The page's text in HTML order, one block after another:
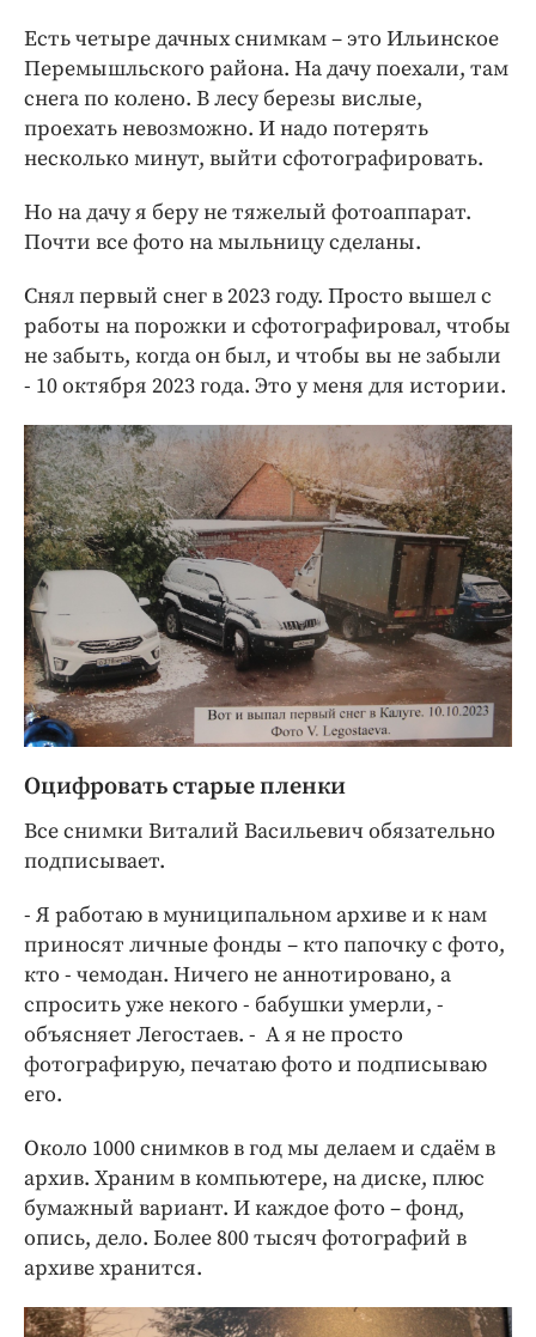
Есть четыре дачных снимкам – это Ильинское
Перемышльского района. На дачу поехали, там
снега по колено. В лесу березы вислые,
проехать невозможно. И надо потерять
несколько минут, выйти сфотографировать.
Но на дачу я беру не тяжелый фотоаппарат.
Почти все фото на мыльницу сделаны.
Снял первый снег в 2023 году. Просто вышел с
работы на порожки и сфотографировал, чтобы
не забыть, когда он был, и чтобы вы не забыли
- 10 октября 2023 года. Это у меня для истории.
Оцифровать старые пленки
Все снимки Виталий Васильевич обязательно
подписывает.
- Я работаю в муниципальном архиве и к нам
приносят личные фонды – кто папочку с фото,
кто - чемодан. Ничего не аннотировано, а
спросить уже некого - бабушки умерли, -
объясняет Легостаев. - А я не просто
фотографирую, печатаю фото и подписываю
его.
Около 1000 снимков в год мы делаем и сдаём в
архив. Храним в компьютере, на диске, плюс
бумажный вариант. И каждое фото – фонд,
опись, дело. Более 800 тысяч фотографий в
архиве хранится.